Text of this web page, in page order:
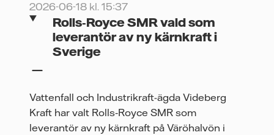
2026-06-18 kl. 15:37
Rolls‑Royce SMR vald som
leverantör av ny kärnkraft i
Sverige
Vattenfall och Industrikraft-ägda Videberg
Kraft har valt Rolls‑Royce SMR som
leverantör av ny kärnkraft på Väröhalvön i